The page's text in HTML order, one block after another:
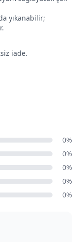
yıkanabilir;
iade.
0%
0%
0%
0%
0%